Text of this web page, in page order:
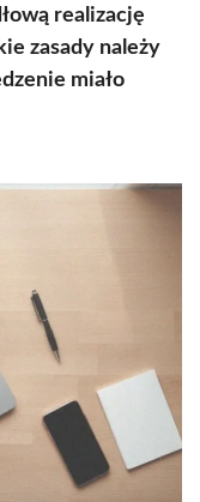
realizację
zasady należy
miało